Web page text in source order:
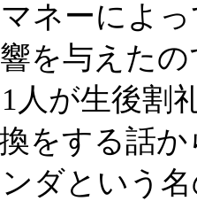
ネーによ
を与えた
人が生後割
をする話
ダという